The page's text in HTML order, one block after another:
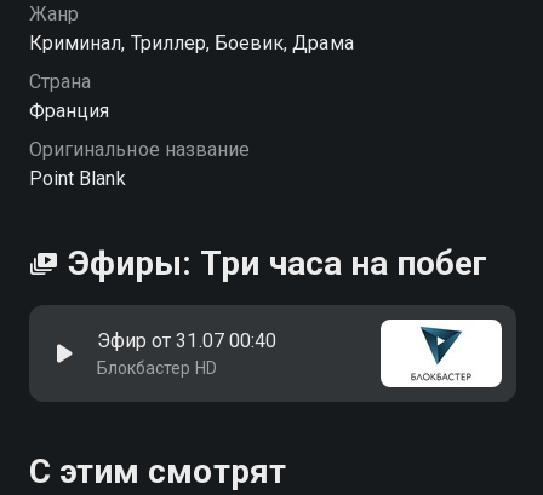
Жанр
Криминал, Триллер, Боевик, Драма
Страна
Франция
Оригинальное название
Point Blank
Эфиры: Три часа на побег
Эфир от 31.07 00:40
Блокбастер HD
С этим смотрят